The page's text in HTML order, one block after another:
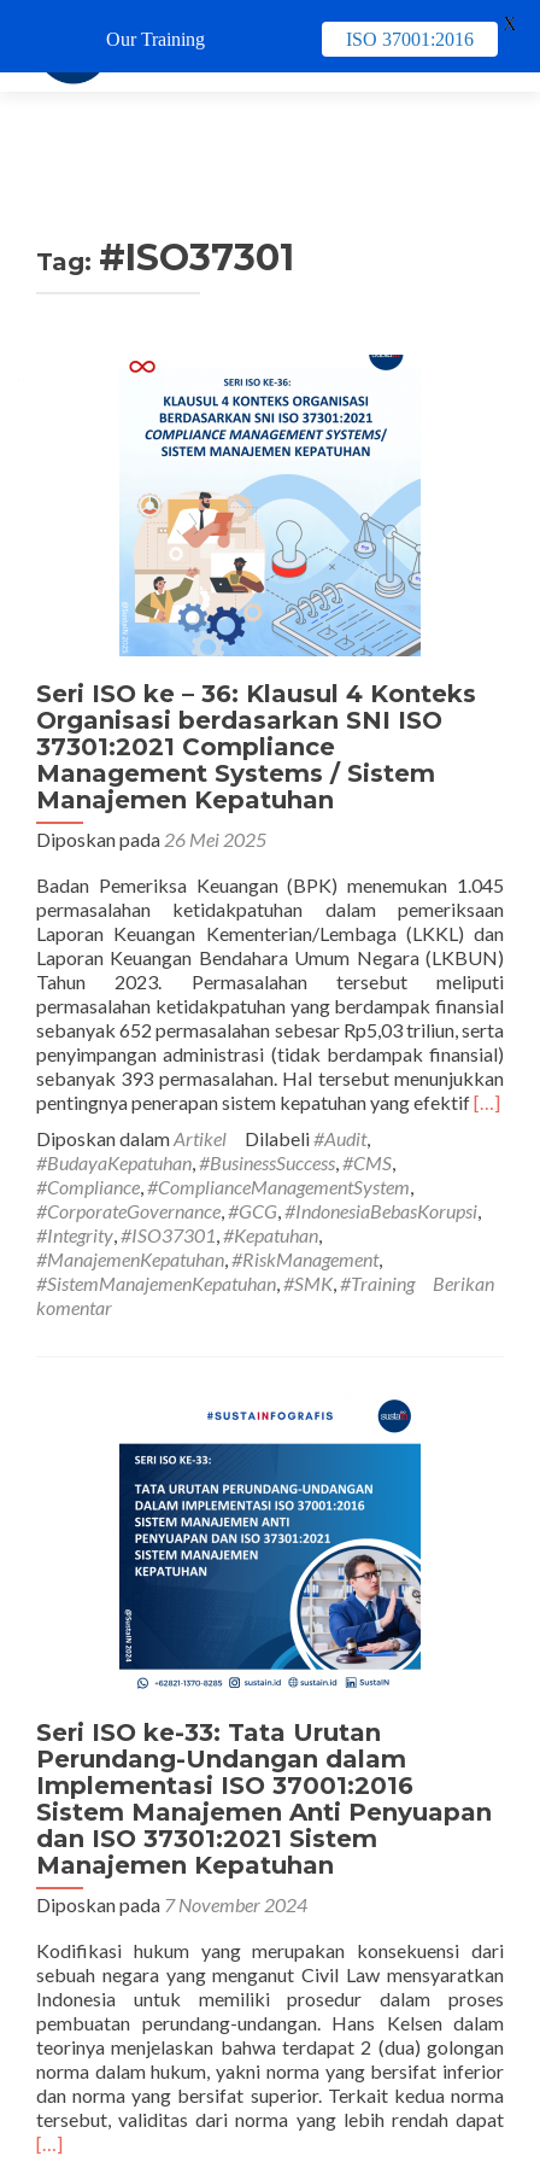
Tag: #ISO37301
Seri ISO ke – 36: Klausul 4 Konteks
Organisasi berdasarkan SNI ISO
37301:2021 Compliance
Management Systems / Sistem
Manajemen Kepatuhan
Diposkan pada 26 Mei 2025
Badan Pemeriksa Keuangan (BPK) menemukan 1.045
permasalahan ketidakpatuhan dalam pemeriksaan
Laporan Keuangan Kementerian/Lembaga (LKKL) dan
Laporan Keuangan Bendahara Umum Negara (LKBUN)
Tahun 2023. Permasalahan tersebut meliputi
permasalahan ketidakpatuhan yang berdampak finansial
sebanyak 652 permasalahan sebesar Rp5,03 triliun, serta
penyimpangan administrasi (tidak berdampak finansial)
sebanyak 393 permasalahan. Hal tersebut menunjukkan
pentingnya penerapan sistem kepatuhan yang efektif
36:
[…]
Diposkan dalamArtikel Dilabeli#Audit,
#BudayaKepatuhan,#BusinessSuccess,#CMS,
#Compliance,#ComplianceManagementSystem,
#CorporateGovernance,#GCG,#IndonesiaBebasKorupsi,
#Integrity,#ISO37301,#Kepatuhan,
#ManajemenKepatuhan,#RiskManagement,
#SistemManajemenKepatuhan,#SMK,#Training
Berikan
komentar
Seri ISO ke-33: Tata Urutan
Perundang-Undangan dalam
Implementasi ISO 37001:2016
Sistem Manajemen Anti Penyuapan
dan ISO 37301:2021 Sistem
Manajemen Kepatuhan
Diposkan pada 7 November 2024
Kodifikasi hukum yang merupakan konsekuensi dari
sebuah negara yang menganut Civil Law mensyaratkan
Indonesia untuk memiliki prosedur dalam proses
pembuatan perundang-undangan. Hans Kelsen dalam
teorinya menjelaskan bahwa terdapat 2 (dua) golongan
norma dalam hukum, yakni norma yang bersifat inferior
dan norma yang bersifat superior. Terkait kedua norma
tersebut, validitas dari norma yang lebih rendah dapat
[…]
Our Training ISO 37001:2016
X